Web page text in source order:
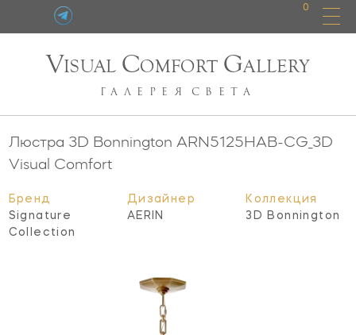
0
VISUAL COMFORT GALLERY
ГАЛЕРЕЯ СВЕТА
Люстра 3D Bonnington ARN5125HAB-CG_3D
Visual Comfort
Бренд
Signature
Collection
Дизайнер
AERIN
Коллекция
3D Bonnington